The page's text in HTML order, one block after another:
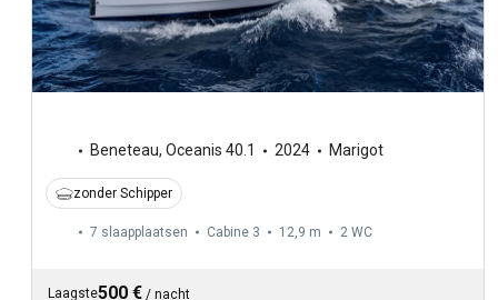
Beneteau, Oceanis 40.1 2024 Marigot
zonder Schipper
7 slaapplaatsen Cabine 3 12,9 m 2 WC
Laagste500 € / nacht